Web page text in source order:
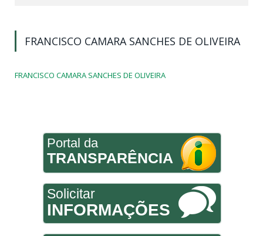
FRANCISCO CAMARA SANCHES DE OLIVEIRA
FRANCISCO CAMARA SANCHES DE OLIVEIRA
Portal da
TRANSPARÊNCIA
Solicitar
INFORMAÇÕES